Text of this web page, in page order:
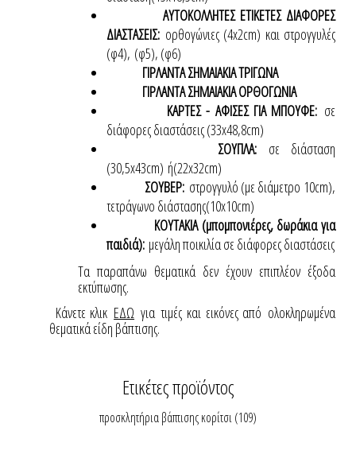
ΑΥΤΟΚΟΛΛΗΤΕΣ ΕΤΙΚΕΤΕΣ ΔΙΑΦΟΡΕΣ
ΔΙΑΣΤΑΣΕΙΣ: ορθογώνιες (4x2cm) και στρογγυλές
(φ4), (φ5), (φ6)
ΓΙΡΛΑΝΤΑ ΣΗΜΑΙΑΚΙΑ ΤΡΙΓΩΝΑ
ΓΙΡΛΑΝΤΑ ΣΗΜΑΙΑΚΙΑ ΟΡΘΟΓΩΝΙΑ
ΚΑΡΤΕΣ - ΑΦΙΣΕΣ ΓΙΑ ΜΠΟΥΦΕ: σε
διάφορες διαστάσεις (33x48,8cm)
ΣΟΥΠΛΑ: σε διάσταση
(30,5x43cm) ή(22x32cm)
ΣΟΥΒΕΡ: στρογγυλό (με διάμετρο 10cm),
τετράγωνο διάστασης(10x10cm)
ΚΟΥΤΑΚΙΑ (μπομπονιέρες, δωράκια για
παιδιά): μεγάλη ποικιλία σε διάφορες διαστάσεις
Τα παραπάνω θεματικά δεν έχουν επιπλέον έξοδα
εκτύπωσης.
Κάνετε κλικ ΕΔΩ για τιμές και εικόνες από ολοκληρωμένα
θεματικά είδη βάπτισης.
Ετικέτες προϊόντος
προσκλητήρια βάπτισης κορίτσι(109)